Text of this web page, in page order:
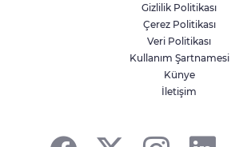
Fenerbahçe, Avantaj
Gizlilik Politikası
Çerez Politikası
Veri Politikası
Kullanım Şartnamesi
Künye
İletişim